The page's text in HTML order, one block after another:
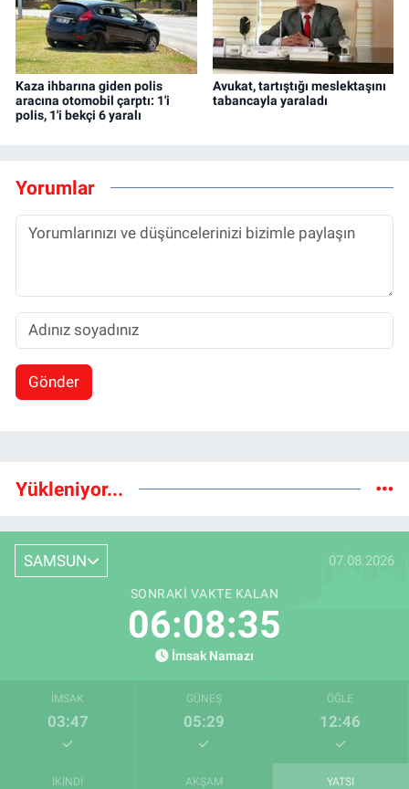
Kaza ihbarına giden polis
aracına otomobil çarptı: 1'i
polis, 1'i bekçi 6 yaralı
Avukat, tartıştığı meslektaşını
tabancayla yaraladı
Yorumlar
Gönder
Yükleniyor...
SAMSUN 07.08.2026
SONRAKI VAKTE KALAN
06:08:35
İmsak Namazı
İMSAK
03:47
GÜNEŞ
05:29
ÖĞLE
12:46
İKINDI AKŞAM YATSI